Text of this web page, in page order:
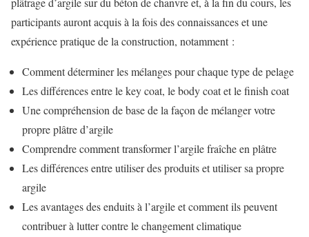
participants auront acquis à la fois des connaissances et une
expérience pratique de la construction, notamment :
Comment déterminer les mélanges pour chaque type de pelage
Les différences entre le key coat, le body coat et le finish coat
Une compréhension de base de la façon de mélanger votre
propre plâtre d’argile
Comprendre comment transformer l’argile fraîche en plâtre
Les différences entre utiliser des produits et utiliser sa propre
argile
Les avantages des enduits à l’argile et comment ils peuvent
contribuer à lutter contre le changement climatique